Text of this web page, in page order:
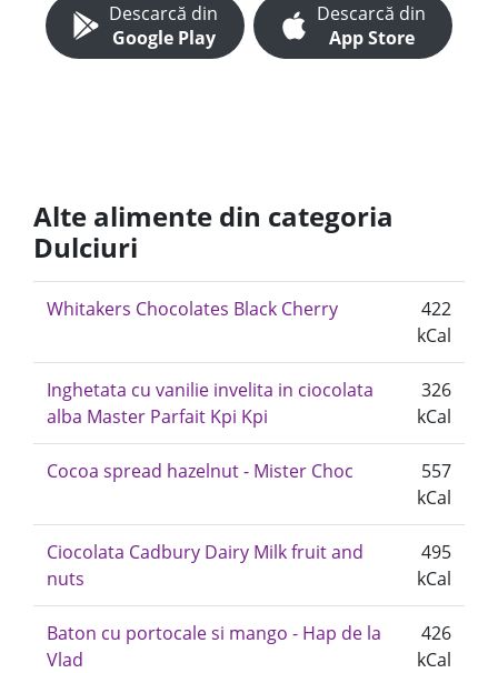
Descarcă din
Google Play
Descarcă din
App Store
Alte alimente din categoria
Dulciuri
Whitakers Chocolates Black Cherry
422
kCal
Inghetata cu vanilie invelita in ciocolata
alba Master Parfait Kpi Kpi
326
kCal
Cocoa spread hazelnut - Mister Choc
557
kCal
Ciocolata Cadbury Dairy Milk fruit and
nuts
495
kCal
Baton cu portocale si mango - Hap de la
Vlad
426
kCal